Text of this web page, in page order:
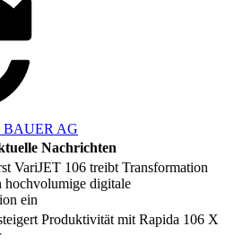
BAUER AG
Nachrichten
VariJET 106 treibt Transformation
hochvolumige digitale
ein
Produktivität mit Rapida 106 X